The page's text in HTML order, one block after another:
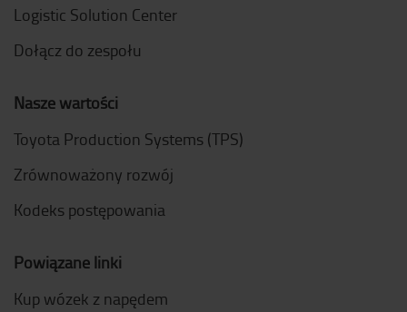
Logistic Solution Center
Dołącz do zespołu
Nasze wartości
Toyota Production Systems (TPS)
Zrównoważony rozwój
Kodeks postępowania
Powiązane linki
Kup wózek z napędem